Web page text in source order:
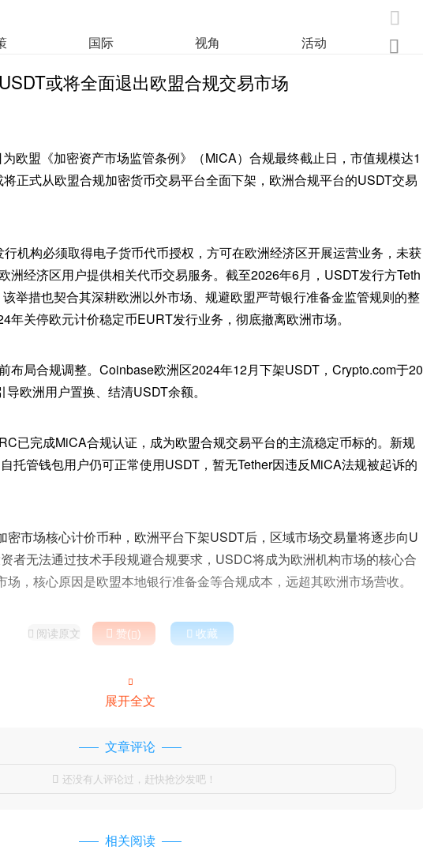

国际 视角 活动 
或将全面退出欧盟合规交易市场
欧盟《加密资产市场监管条例》（MiCA）合规最终截止日，市值规模达1
正式从欧盟合规加密货币交易平台全面下架，欧洲合规平台的USDT交易
机构必须取得电子货币代币授权，方可在欧洲经济区开展运营业务，未获
洲经济区用户提供相关代币交易服务。截至2026年6月，USDT发行方Teth
举措也契合其深耕欧洲以外市场、规避欧盟严苛银行准备金监管规则的整
年关停欧元计价稳定币EURT发行业务，彻底撤离欧洲市场。
布局合规调整。Coinbase欧洲区2024年12月下架USDT，Crypto.com于20
欧洲用户置换、结清USDT余额。
已完成MiCA合规认证，成为欧盟合规交易平台的主流稳定币标的。新规
托管钱包用户仍可正常使用USDT，暂无Tether因违反MiCA法规被起诉的
密市场核心计价币种，欧洲平台下架USDT后，区域市场交易量将逐步向U
者无法通过技术手段规避合规要求，USDC将成为欧洲机构市场的核心合
，核心原因是欧盟本地银行准备金等合规成本，远超其欧洲市场营收。
 阅读原文  赞()  收藏

展开全文
文章评论
 还没有人评论过，赶快抢沙发吧！
相关阅读